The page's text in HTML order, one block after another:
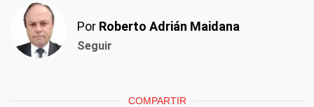
Por Roberto Adrián Maidana
Seguir
COMPARTIR